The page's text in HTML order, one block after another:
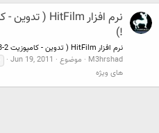
!)
نرم افزار HitFilm ( تدوین - کامپوزیت 2-3 بعدی به صورت یکجا !)
M3hrshad
موضوع Jun 19, 2011
های ویژه